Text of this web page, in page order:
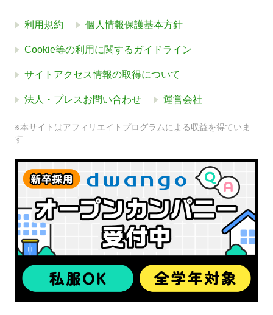
利用規約 個人情報保護基本方針
Cookie等の利用に関するガイドライン
サイトアクセス情報の取得について
法人・プレスお問い合わせ 運営会社
※本サイトはアフィリエイトプログラムによる収益を得ていま
す